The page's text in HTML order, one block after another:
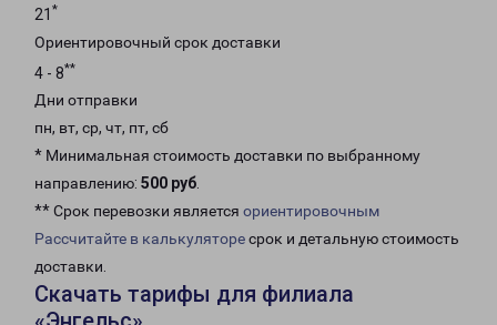
21 *
Ориентировочный срок доставки
4 - 8**
Дни отправки
пн, вт, ср, чт, пт, сб
* Минимальная стоимость доставки по выбранному
направлению: 500 руб.
** Срок перевозки является ориентировочным
Рассчитайте в калькуляторесрок и детальную стоимость
доставки.
Скачать тарифы для филиала